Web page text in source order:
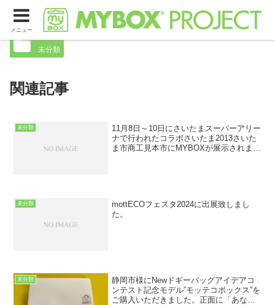
オリジナルマイボックスの受注を開始しました。
未分類
関連記事
未分類
11月8日～10日にさいたまスーパーアリー
ナで行われたコラボさいたま2013さいた
ま市商工見本市にMYBOXが展示されまし
未分類
mottECOフェスタ2024に出展致しまし
た。
未分類
静岡市様にNewドギーバッグアイデアコ
ンテスト記念モデル”モッテコボックス”を
ご購入いただきました。正面に「あなた
メニュー